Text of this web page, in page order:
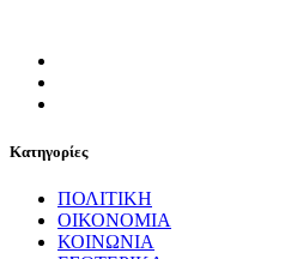
Κατηγορίες
ΠΟΛΙΤΙΚΗ
ΟΙΚΟΝΟΜΙΑ
ΚΟΙΝΩΝΙΑ